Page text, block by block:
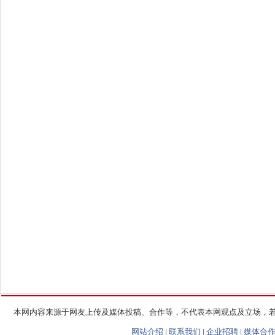
本网内容来源于网友上传及媒体投稿、合作等，不代表本网观点及立场
网站介绍 | 联系我们 | 企业招聘 | 媒体合作